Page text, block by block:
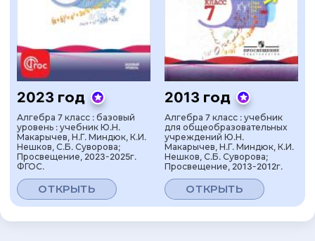
2023 год
Алгебра 7 класс : базовый
уровень : учебник Ю.Н.
Макарычев, Н.Г. Миндюк, К.И.
Нешков, С.Б. Суворова;
Просвещение, 2023-2025г.
ФГОС.
ОТКРЫТЬ
2013 год
Алгебра 7 класс : учебник
для общеобразовательных
учреждений Ю.Н.
Макарычев, Н.Г. Миндюк, К.И.
Нешков, С.Б. Суворова;
Просвещение, 2013-2012г.
ОТКРЫТЬ